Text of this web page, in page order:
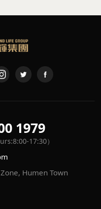
1979
17:30）
Humen Town